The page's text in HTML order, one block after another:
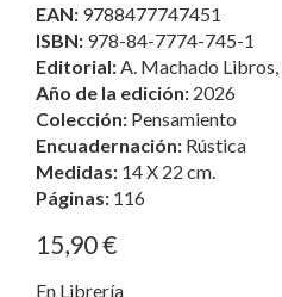
EAN: 9788477747451
ISBN: 978-84-7774-745-1
Editorial: A. Machado Libros,
Año de la edición: 2026
Colección: Pensamiento
Encuadernación: Rústica
Medidas: 14 X 22 cm.
Páginas: 116
15,90 €
En Librería